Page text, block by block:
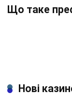
Що таке
Нові